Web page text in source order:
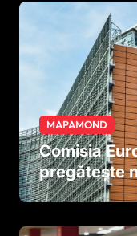
MAPAMOND
Comisia
pregătește
tutun și